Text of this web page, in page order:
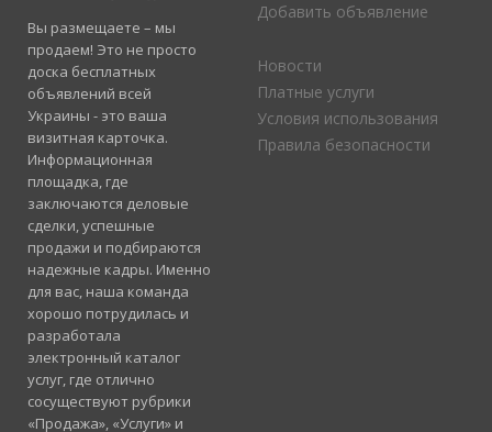
Вы размещаете – мы
продаем! Это не просто
доска бесплатных
объявлений всей
Украины - это ваша
визитная карточка.
Информационная
площадка, где
заключаются деловые
сделки, успешные
продажи и подбираются
надежные кадры. Именно
для вас, наша команда
хорошо потрудилась и
разработала
электронный каталог
услуг, где отлично
сосуществуют рубрики
«Продажа», «Услуги» и
Добавить объявление
Новости
Платные услуги
Условия использования
Правила безопасности